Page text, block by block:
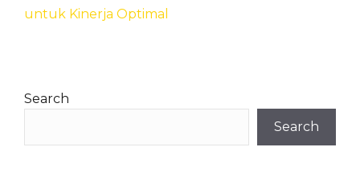
untuk Kinerja Optimal
Search
Search